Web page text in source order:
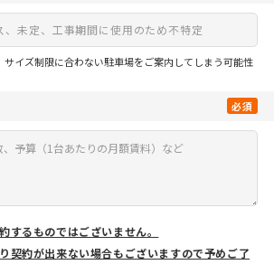
イズ制限に合わない駐車場をご案内してしまう可能性
必須
するものではございません。
契約が出来ない場合もございますので予めご了